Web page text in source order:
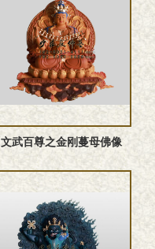
文武百尊之金刚蔓母佛像